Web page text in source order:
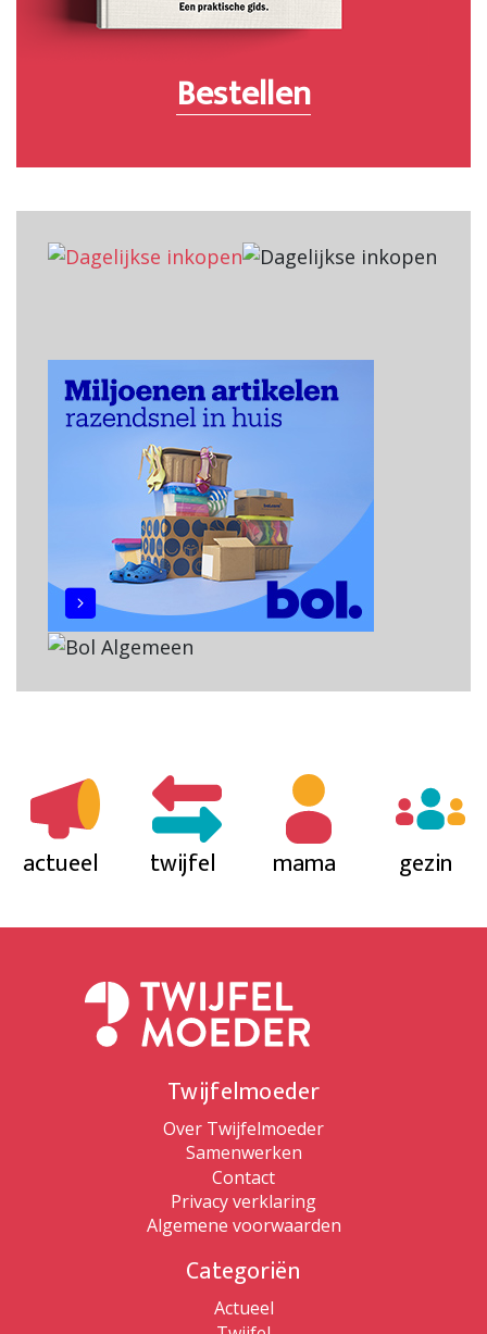
Bestellen
actueel twijfel mama gezin
Twijfelmoeder
Over Twijfelmoeder
Samenwerken
Contact
Privacy verklaring
Algemene voorwaarden
Categoriën
Actueel